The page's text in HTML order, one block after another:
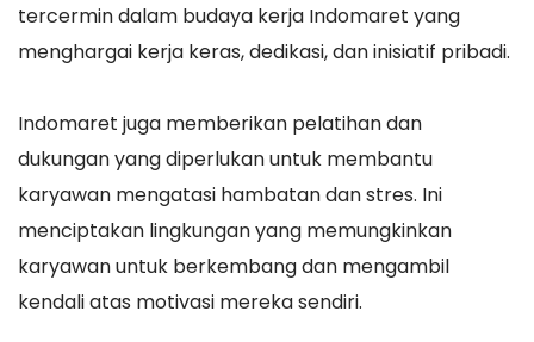
tercermin dalam budaya kerja Indomaret yang
menghargai kerja keras, dedikasi, dan inisiatif pribadi.
Indomaret juga memberikan pelatihan dan
dukungan yang diperlukan untuk membantu
karyawan mengatasi hambatan dan stres. Ini
menciptakan lingkungan yang memungkinkan
karyawan untuk berkembang dan mengambil
kendali atas motivasi mereka sendiri.